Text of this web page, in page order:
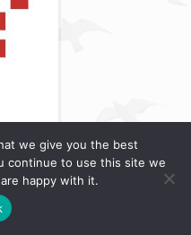
ȘI
we give you the best
continue to use this site we
happy with it.